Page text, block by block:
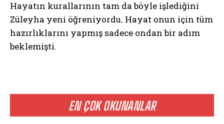
EN ÇOK OKUNANLAR
Hayatın kurallarının tam da böyle işlediğini
Züleyha yeni öğreniyordu. Hayat onun için tüm
hazırlıklarını yapmış sadece ondan bir adım
beklemişti.